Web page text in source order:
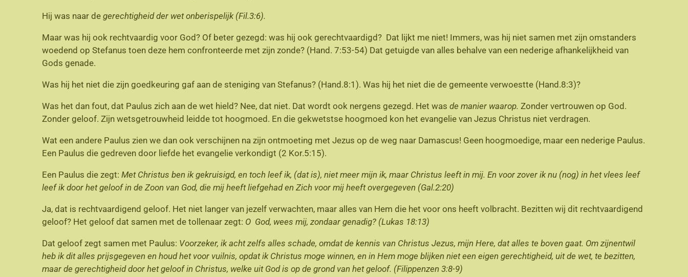
Hij was naar de gerechtigheid der wet onberispelijk (Fil.3:6).
Maar was hij ook rechtvaardig voor God? Of beter gezegd: was hij ook gerechtvaardigd? Dat lijkt me niet! Immers, was hij niet samen met zijn omstanders
woedend op Stefanus toen deze hem confronteerde met zijn zonde? (Hand. 7:53-54) Dat getuigde van alles behalve van een nederige afhankelijkheid van
Gods genade.
Was hij het niet die zijn goedkeuring gaf aan de steniging van Stefanus? (Hand.8:1). Was hij het niet die de gemeente verwoestte (Hand.8:3)?
Was het dan fout, dat Paulus zich aan de wet hield? Nee, dat niet. Dat wordt ook nergens gezegd. Het was de manier waarop. Zonder vertrouwen op God.
Zonder geloof. Zijn wetsgetrouwheid leidde tot hoogmoed. En die gekwetstse hoogmoed kon het evangelie van Jezus Christus niet verdragen.
Wat een andere Paulus zien we dan ook verschijnen na zijn ontmoeting met Jezus op de weg naar Damascus! Geen hoogmoedige, maar een nederige Paulus.
Een Paulus die gedreven door liefde het evangelie verkondigt (2 Kor.5:15).
Een Paulus die zegt: Met Christus ben ik gekruisigd, en toch leef ik, (dat is), niet meer mijn ik, maar Christus leeft in mij. En voor zover ik nu (nog) in het vlees leef
leef ik door het geloof in de Zoon van God, die mij heeft liefgehad en Zich voor mij heeft overgegeven (Gal.2:20)
Ja, dat is rechtvaardigend geloof. Het niet langer van jezelf verwachten, maar alles van Hem die het voor ons heeft volbracht. Bezitten wij dit rechtvaardigend
geloof? Het geloof dat samen met de tollenaar zegt: O God, wees mij, zondaar genadig? (Lukas 18:13)
Dat geloof zegt samen met Paulus: Voorzeker, ik acht zelfs alles schade, omdat de kennis van Christus Jezus, mijn Here, dat alles te boven gaat. Om zijnentwil
heb ik dit alles prijsgegeven en houd het voor vuilnis, opdat ik Christus moge winnen, en in Hem moge blijken niet een eigen gerechtigheid, uit de wet, te bezitten,
maar de gerechtigheid door het geloof in Christus, welke uit God is op de grond van het geloof. (Filippenzen 3:8-9)